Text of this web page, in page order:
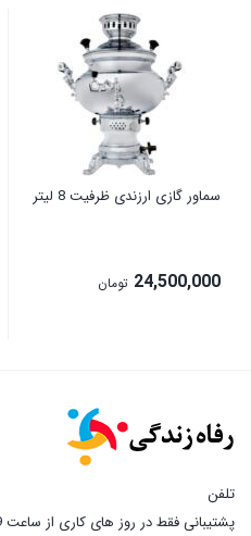
سماور گازی ارزندی ظرفیت 8 لیتر
24,500,000 تومان
تلفن
پشتیبانی فقط در روز های کاری از ساعت 9 الی 13 و 17 الی 20، 09022442002